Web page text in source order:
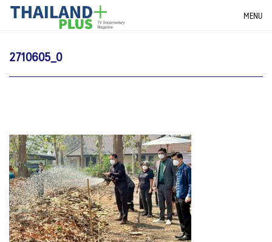
SkipTHAILANDPLUS NEWS MENU
2710605_0